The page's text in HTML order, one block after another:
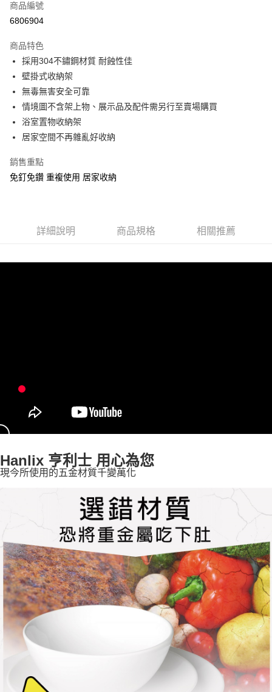
超商取貨付款
Apple Pay
街口支付
悠遊付
ATM付款
全家付款取貨
每筆NT$120，滿NT$500(含以上)免運費
商品編號
6806904
商品特色
採用304不鏽鋼材質 耐蝕性佳
壁掛式收納架
無毒無害安全可靠
情境圖不含架上物、展示品及配件需另行至賣場購買
浴室置物收納架
居家空間不再雜亂好收納
銷售重點
免釘免鑽 重複使用 居家收納
詳細說明 商品規格 相關推薦
Hanlix 亨利士 用心為您
現今所使用的五金材質千變萬化